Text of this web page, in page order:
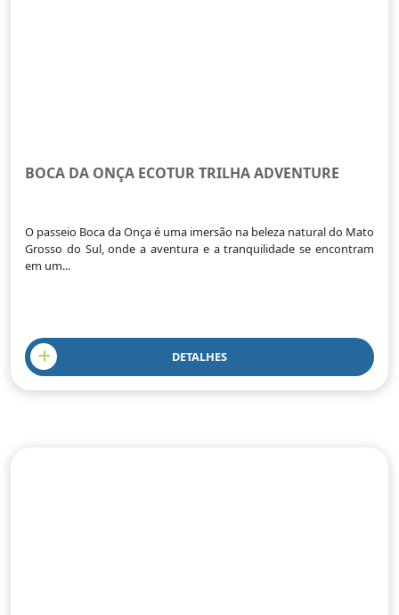
BOCA DA ONÇA ECOTUR TRILHA ADVENTURE
O passeio Boca da Onça é uma imersão na beleza natural do Mato
Grosso do Sul, onde a aventura e a tranquilidade se encontram
em um...
DETALHES